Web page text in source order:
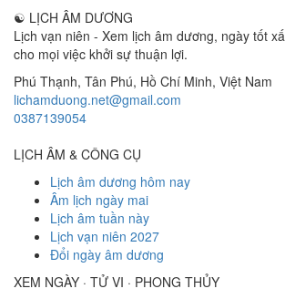
☯ LỊCH ÂM DƯƠNG
Lịch vạn niên - Xem lịch âm dương, ngày tốt
cho mọi việc khởi sự thuận lợi.
Phú Thạnh, Tân Phú, Hồ Chí Minh, Việt Nam
lichamduong.net@gmail.com
0387139054
LỊCH ÂM & CÔNG CỤ
Lịch âm dương hôm nay
Âm lịch ngày mai
Lịch âm tuần này
Lịch vạn niên 2027
Đổi ngày âm dương
XEM NGÀY · TỬ VI · PHONG THỦY